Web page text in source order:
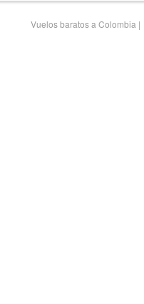
Vuelos baratos a Colombia